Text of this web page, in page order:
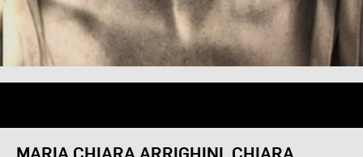
MARIA CHIARA ARRIGHINI, CHIARA